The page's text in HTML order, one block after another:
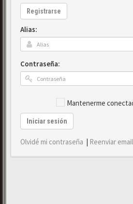
Registrarse
Alias:
Contraseña:
Mantenerme
Iniciar sesión
Olvidé mi contraseña | Reenviar